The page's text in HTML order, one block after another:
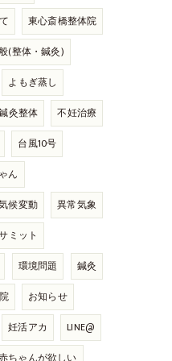
東心斎橋整体院
(整体・鍼灸)
よもぎ蒸し
灸整体
不妊治療
台風10号
ん
候変動
異常気象
ミット
環境問題
鍼灸
お知らせ
妊活アカ
LINE@
ちゃんが欲しい